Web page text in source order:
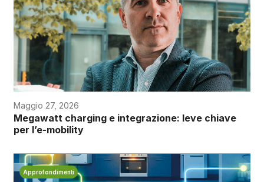
Maggio 27, 2026
Megawatt charging e integrazione: leve chiave
per l’e-mobility
Approfondimenti